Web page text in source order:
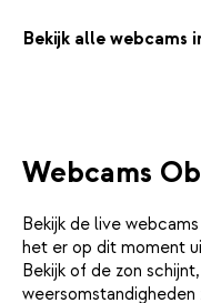
Bekijk alle webcams
Webcams
Bekijk de live
het er op dit moment
Bekijk of de zon
weersomstandigheden